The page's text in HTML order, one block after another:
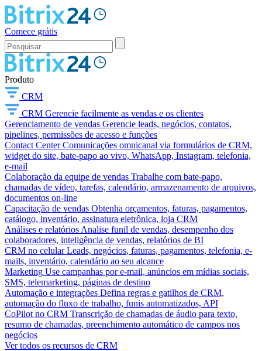
Comece grátis
Produto
CRM
CRM Gerencie facilmente as vendas e os clientes
Gerenciamento de vendas Gerencie leads, negócios, contatos,
pipelines, permissões de acesso e funções
Contact Center Comunicações omnicanal via formulários de CRM,
widget do site, bate-papo ao vivo, WhatsApp, Instagram, telefonia,
e-mail
Colaboração da equipe de vendas Trabalhe com bate-papo,
chamadas de vídeo, tarefas, calendário, armazenamento de arquivos,
documentos on-line
Capacitação de vendas Obtenha orçamentos, faturas, pagamentos,
catálogo, inventário, assinatura eletrônica, loja CRM
Análises e relatórios Analise funil de vendas, desempenho dos
colaboradores, inteligência de vendas, relatórios de BI
CRM no celular Leads, negócios, faturas, pagamentos, telefonia, e-
mails, inventário, calendário ao seu alcance
Marketing Use campanhas por e-mail, anúncios em mídias sociais,
SMS, telemarketing, páginas de destino
Automação e integrações Defina regras e gatilhos de CRM,
automação do fluxo de trabalho, funis automatizados, API
CoPilot no CRM Transcrição de chamadas de áudio para texto,
resumo de chamadas, preenchimento automático de campos nos
negócios
Ver todos os recursos de CRM